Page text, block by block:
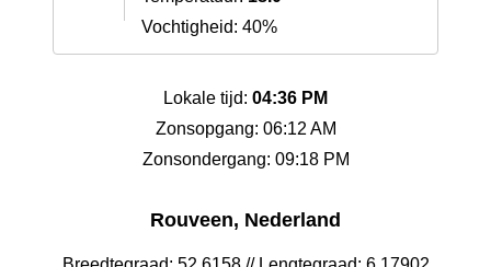
Vochtigheid: 40%
Lokale tijd: 04:36 PM
Zonsopgang: 06:12 AM
Zonsondergang: 09:18 PM
Rouveen, Nederland